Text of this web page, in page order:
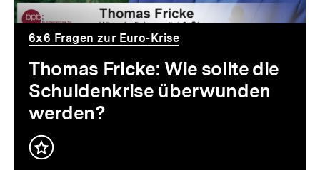
Schuldenkrise
überwunden
werden?
6x6 Fragen zur Euro-Krise
Thomas Fricke: Wie sollte die
Schuldenkrise überwunden
werden?
Inhalt